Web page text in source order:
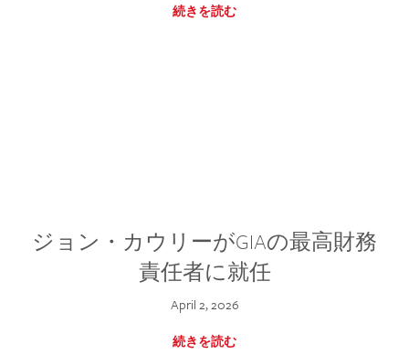
続きを読む
ジョン・カウリーがGIAの最高財務
責任者に就任
April 2, 2026
続きを読む